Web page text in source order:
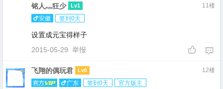
铭人灬狂少 Lv1
安徽 签到0天
设置成元宝得样子
11楼
2015-05-29 举报
飞翔的偶玩君 Lv6
广东 签到0天 官方版主
12楼